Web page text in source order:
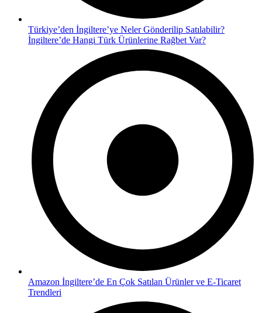
Türkiye’den İngiltere’ye Neler Gönderilip Satılabilir?
İngiltere’de Hangi Türk Ürünlerine Rağbet Var?
Amazon İngiltere’de En Çok Satılan Ürünler ve E-Ticaret
Trendleri